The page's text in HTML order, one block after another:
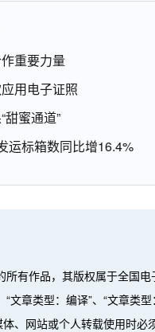
重要力量
用电子证照
甜蜜通道”
运标箱数同比增16.4%
所有作品，其版权属于全国
“文章类型：编译”、“文章
、网站或个人转载使用时必